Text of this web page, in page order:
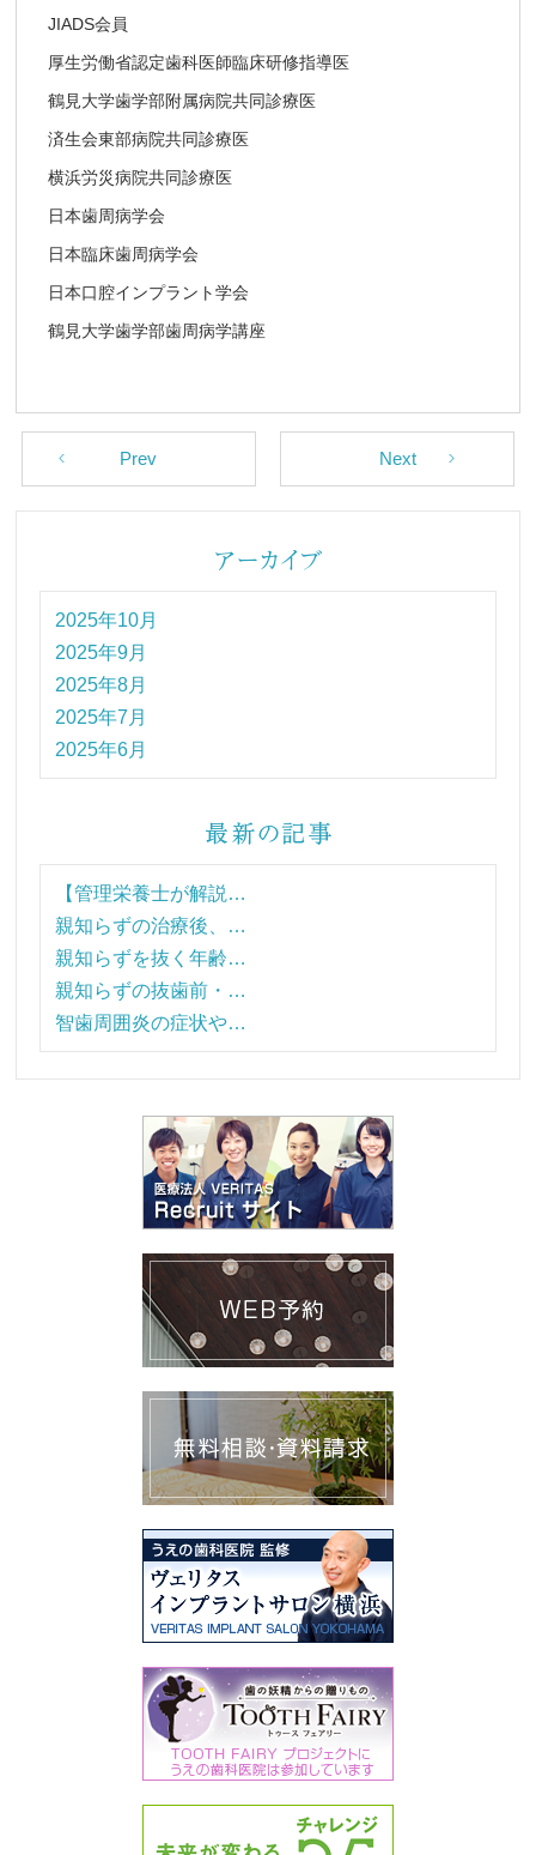
JIADS会員
厚生労働省認定歯科医師臨床研修指導医
鶴見大学歯学部附属病院共同診療医
済生会東部病院共同診療医
横浜労災病院共同診療医
日本歯周病学会
日本臨床歯周病学会
日本口腔インプラント学会
鶴見大学歯学部歯周病学講座
Prev Next
2025年10月
2025年9月
2025年8月
2025年7月
2025年6月
【管理栄養士が解説…
親知らずの治療後、…
親知らずを抜く年齢…
親知らずの抜歯前・…
智歯周囲炎の症状や…